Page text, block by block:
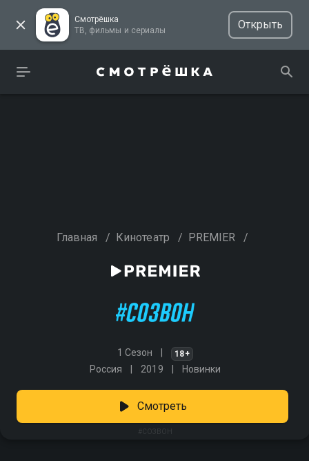
Смотрёшка
ТВ, фильмы и сериалы
Открыть
Главная / Кинотеатр / PREMIER /
1 Сезон 18+
Россия 2019 Новинки
#СОЗВОН
Смотреть